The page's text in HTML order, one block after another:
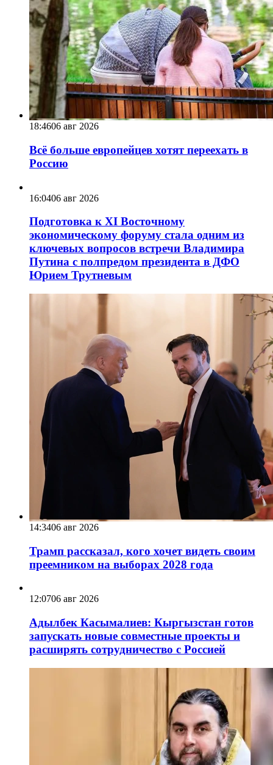
18:4606 авг 2026
Всё больше европейцев хотят переехать в
Россию
16:0406 авг 2026
Подготовка к XI Восточному
экономическому форуму стала одним из
ключевых вопросов встречи Владимира
Путина с полпредом президента в ДФО
Юрием Трутневым
14:3406 авг 2026
Трамп рассказал, кого хочет видеть своим
преемником на выборах 2028 года
12:0706 авг 2026
Адылбек Касымалиев: Кыргызстан готов
запускать новые совместные проекты и
расширять сотрудничество с Россией